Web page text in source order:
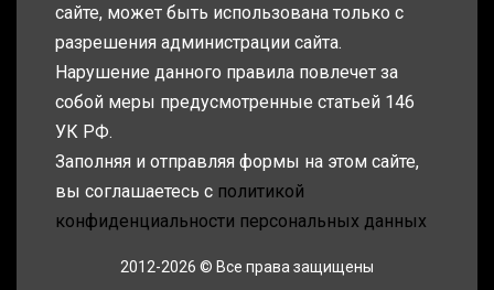
сайте, может быть использована только с
разрешения администрации сайта.
Нарушение данного правила повлечет за
собой меры предусмотренные статьей 146
УК РФ.
Заполняя и отправляя формы на этом сайте,
вы соглашаетесь с политикой
конфиденциальности персональных данных
2012-2026 © Все права защищены